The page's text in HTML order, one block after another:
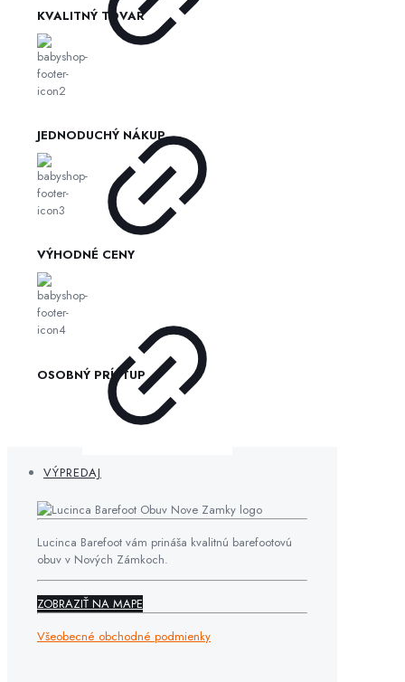
VÝPREDAJ
KVALITNÝ TOVAR
JEDNODUCHÝ NÁKUP
VÝHODNÉ CENY
OSOBNÝ PRÍSTUP
Lucinca Barefoot vám prináša kvalitnú barefootovú
obuv v Nových Zámkoch.
ZOBRAZIŤ NA MAPE
Všeobecné obchodné podmienky